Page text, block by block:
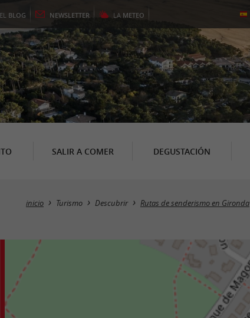
EL BLOG NEWSLETTER LA METEO
SALIR A COMER DEGUSTACIÓN
inicio Turismo Descubrir Rutas de senderismo en Gironda